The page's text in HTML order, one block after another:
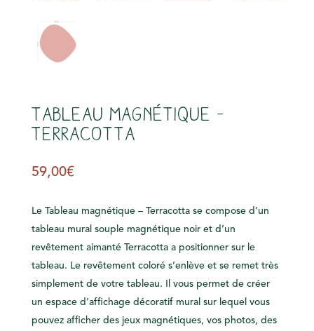
Tableau magnétique –
Terracotta
59,00€
Le Tableau magnétique – Terracotta se compose d’un
tableau mural souple magnétique noir et d’un
revêtement aimanté Terracotta a positionner sur le
tableau. Le revêtement coloré s’enlève et se remet très
simplement de votre tableau. Il vous permet de créer
un espace d’affichage décoratif mural sur lequel vous
pouvez afficher des jeux magnétiques, vos photos, des